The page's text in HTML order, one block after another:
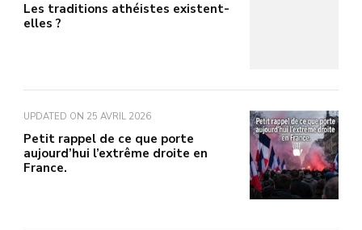
Les traditions athéistes existent-
elles ?
UPDATED ON 25 AVRIL 2026
Petit rappel de ce que porte
aujourd’hui l’extrême droite en
France.